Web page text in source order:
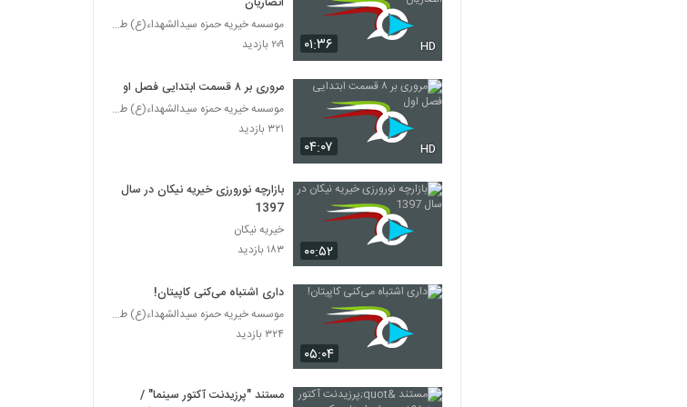
۰۱:۳۶ HD
موسسه خیریه حمزه سیدالشهداء(ع) طرقبه
۲۰۹ بازدید
۰۴:۰۷ HD
مروری بر ۸ قسمت ابتدایی فصل اول
موسسه خیریه حمزه سیدالشهداء(ع) طرقبه
۳۲۱ بازدید
۰۰:۵۲
بازارچه نورورزی خیریه نیکان در سال
1397
خیریه نیکان
۱۸۳ بازدید
۰۵:۰۴
داری اشتباه می‌کنی کاپیتان!
موسسه خیریه حمزه سیدالشهداء(ع) طرقبه
۳۲۴ بازدید
مستند "پرزیدنت آکتور سینما" /